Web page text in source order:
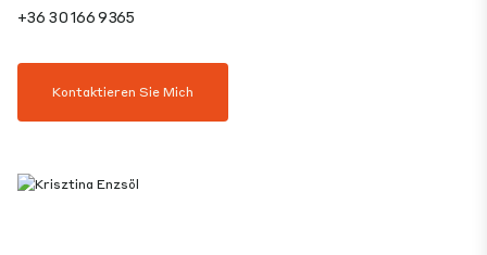
+36 30 166 9365
Kontaktieren Sie Mich